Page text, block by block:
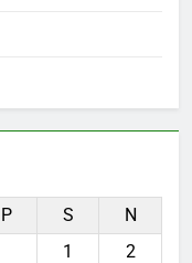
P S
N
1
2